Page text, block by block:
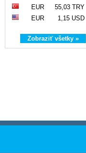
EUR
55,03 TRY
EUR
1,15 USD
Zobraziť všetky »